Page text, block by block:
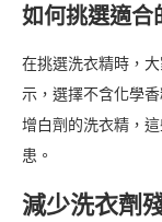
如何挑選適合
在挑選洗衣精時，
示，選擇不含化學
增白劑的洗衣精，
患。
減少洗衣劑